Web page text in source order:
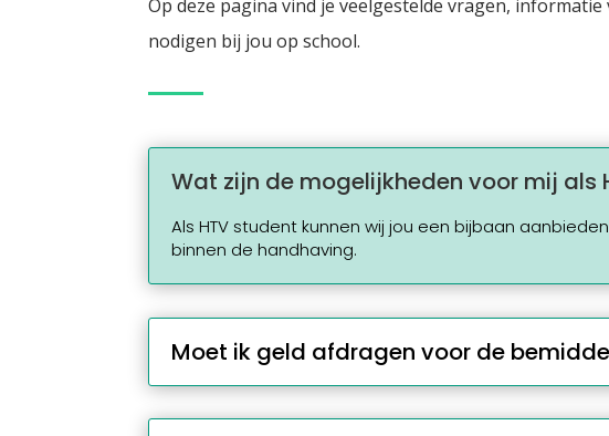
Op deze pagina vind je veelgestelde vragen,
nodigen bij jou op school.
Wat zijn de mogelijkheden voor mij als
Als HTV student kunnen wij jou een bijbaan
binnen de handhaving.
Moet ik geld afdragen voor de